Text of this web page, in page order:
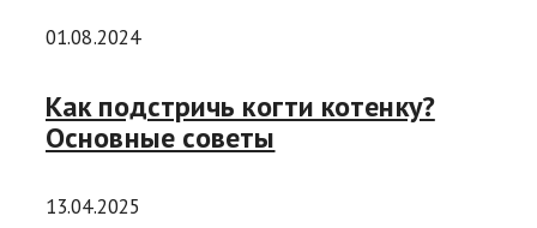
01.08.2024
Как подстричь когти котенку?
Основные советы
13.04.2025